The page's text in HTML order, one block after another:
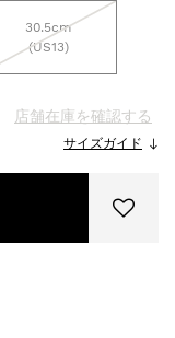
30.5cm
(US13)
店舗在庫を確認する
サイズガイド